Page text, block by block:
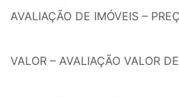
AVALIAÇÃO DE IMÓVEIS –
VALOR – AVALIAÇÃO VALOR